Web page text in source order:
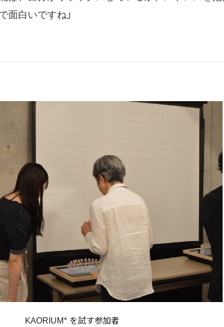
面白いですね」
KAORIUM* を試す参加者